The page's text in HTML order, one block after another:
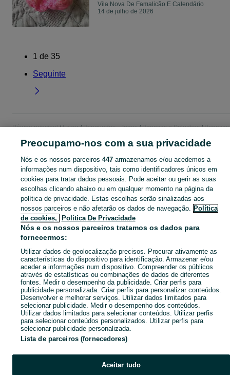
Vila Nova De Famalicão E Calendário
14 de julho de 2026
1 de 35
Seguinte
Página principal Lazer Brinquedos - Jogos Bonecas e Peluches
Bonecas
CATEGORIA
Navegue pelos últimos anúncios de Bonecas e Peluches em no OLX Portugal. Compre e venda produtos locais com facilidade e segurança. Mostrar
Mapa do site
Mapa das freguesias
Mapa de mini-sites
Pesquisas populares
Preocupamo-nos com a sua privacidade
Nós e os nossos parceiros 447armazenamos e/ou acedemos a
informações num dispositivo, tais como identificadores únicos em
cookies para tratar dados pessoais. Pode aceitar ou gerir as suas
escolhas clicando abaixo ou em qualquer momento na página da
política de privacidade. Estas escolhas serão sinalizadas aos
nossos parceiros e não afetarão os dados de navegação. Política
de cookies,
Política De Privacidade
Nós e os nossos parceiros tratamos os dados para
fornecermos:
Utilizar dados de geolocalização precisos. Procurar ativamente as
características do dispositivo para identificação. Armazenar e/ou
aceder a informações num dispositivo. Compreender os públicos
através de estatísticas ou combinações de dados de diferentes
fontes. Medir o desempenho da publicidade. Criar perfis para
publicidade personalizada. Criar perfis para personalizar conteúdos.
Desenvolver e melhorar serviços. Utilizar dados limitados para
selecionar publicidade. Medir o desempenho dos conteúdos.
Utilizar dados limitados para selecionar conteúdos. Utilizar perfis
para selecionar conteúdos personalizados. Utilizar perfis para
selecionar publicidade personalizada.
Lista de parceiros (fornecedores)
Aceitar tudo